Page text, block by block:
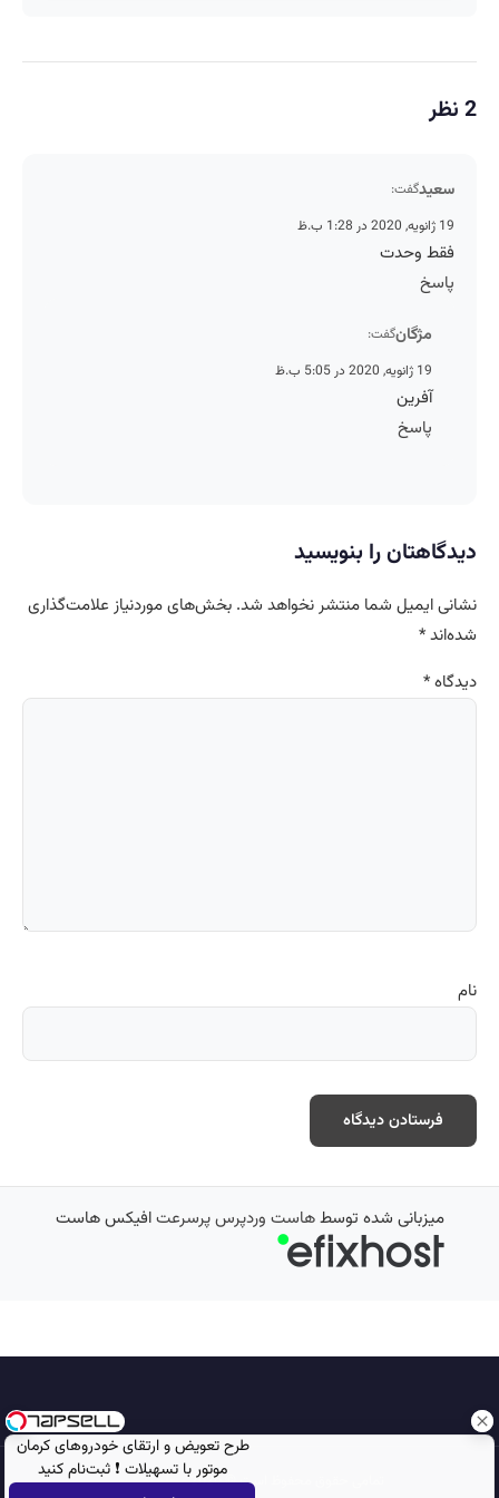
طرح تعویض و ارتقای خودروهای کرمان
موتور با تسهیلات ❗ ثبت‌نام کنید
2 نظر
سعیدگفت:
19 ژانویه, 2020 در 1:28 ب.ظ
فقط وحدت
پاسخ
مژگانگفت:
19 ژانویه, 2020 در 5:05 ب.ظ
آفرین
پاسخ
دیدگاهتان را بنویسید
نشانی ایمیل شما منتشر نخواهد شد. بخش‌های موردنیاز علامت‌گذاری
شده‌اند*
دیدگاه*
نام
میزبانی شده توسطهاست وردپرس پرسرعتافیکس هاست
تمامی حقوق محفوظ است © 2026 مجله نورگرام